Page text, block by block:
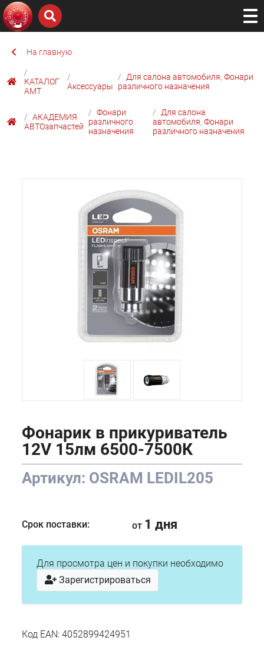
На главную
КАТАЛОГ
AMТ
Аксессуары
Для салона автомобиля, Фонари
различного назначения
АКАДЕМИЯ
АВТОзапчастей
Фонари
различного
назначения
Для салона
автомобиля,Фонари
различного назначения
Фонарик в прикуриватель
12V 15лм 6500-7500К
Артикул: OSRAM LEDIL205
Срок поставки: от 1 дня
Для просмотра цен и покупки необходимо
Зарегистрироваться
Код EAN: 4052899424951